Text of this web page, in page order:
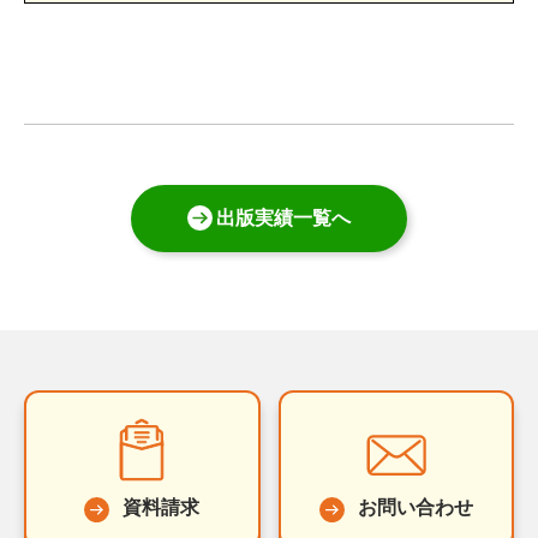
出版実績一覧へ
資料請求 お問い合わせ